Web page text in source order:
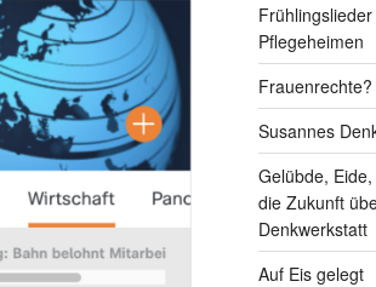
Pflegeheimen
Susannes
Gelübde,
die Zukunft
Denkwerkstatt
Auf Eis gelegt